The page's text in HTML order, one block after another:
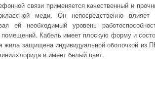
связи применяется качественный и
меди. Он непосредственно влияет
ей необходимый уровень
Кабель имеет плоскую форму и
защищена индивидуальной оболочкой из
и имеет белый цвет.